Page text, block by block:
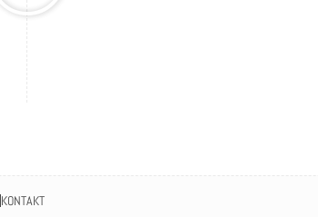
KONTAKT